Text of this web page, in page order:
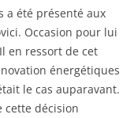
a été présenté aux
Occasion pour lui
en ressort de cet
énergétiques
le cas auparavant.
cette décision